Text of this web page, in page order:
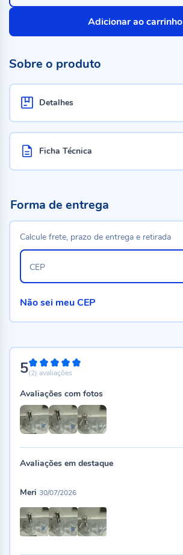
Adicionar ao carrinho
Sobre o produto
Detalhes
Ficha Técnica
5100%
(2) avaliações
Avaliações com fotos
Avaliações em destaque
Meri 30/07/2026
Forma de entrega
Calcule frete, prazo de entrega e retirada
CEP
Não sei meu CEP